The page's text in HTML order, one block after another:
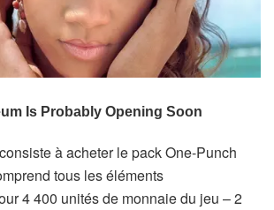
à acheter le pack One-Punch
tous les éléments
4 400 unités de monnaie du jeu – 2